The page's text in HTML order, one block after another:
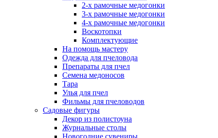
2-х рамочные медогонки
3-х рамочные медогонки
4-х рамочные медогонки
Воскотопки
Комплектующие
На помощь мастеру
Одежда для пчеловода
Препараты для пчел
Семена медоносов
Тара
Улья для пчел
Фильмы для пчеловодов
Садовые фигуры
Декор из полистоуна
Журнальные столы